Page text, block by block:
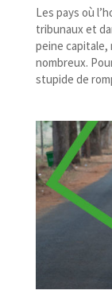
Les pays où
tribunaux et
peine
nombreux.
stupide de